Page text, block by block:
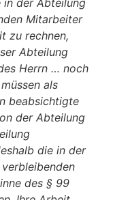
der Abteilung
Mitarbeiter
zu rechnen,
Abteilung
Herrn … noch
als
beabsichtigte
der Abteilung
die in der
verbleibenden
des § 99